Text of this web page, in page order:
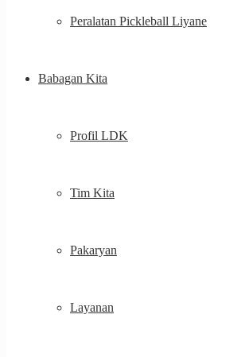
Peralatan Pickleball Liyane
Babagan Kita
Profil LDK
Tim Kita
Pakaryan
Layanan